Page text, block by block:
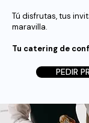
Tú disfrutas, tus
maravilla.
Tu catering de
PEDIR